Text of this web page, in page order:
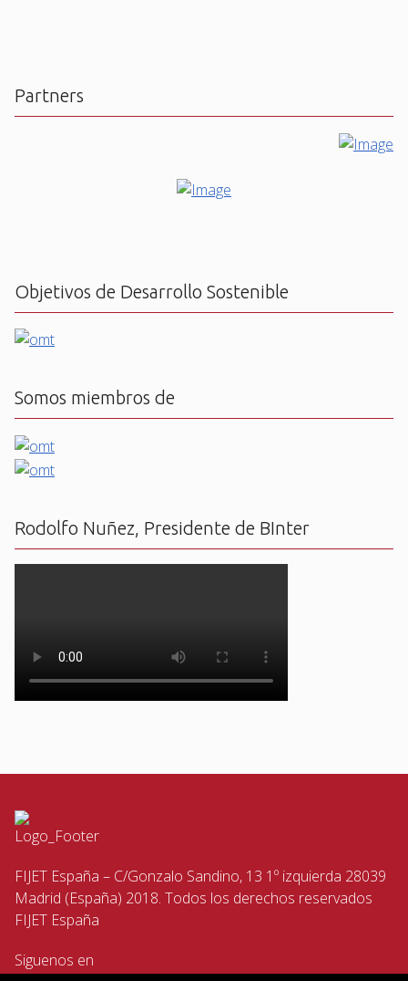
Partners
Objetivos de Desarrollo Sostenible
Somos miembros de
Rodolfo Nuñez, Presidente de BInter
FIJET España – C/Gonzalo Sandino, 13 1º izquierda 28039
Madrid (España) 2018. Todos los derechos reservados
FIJET España
Siguenos en